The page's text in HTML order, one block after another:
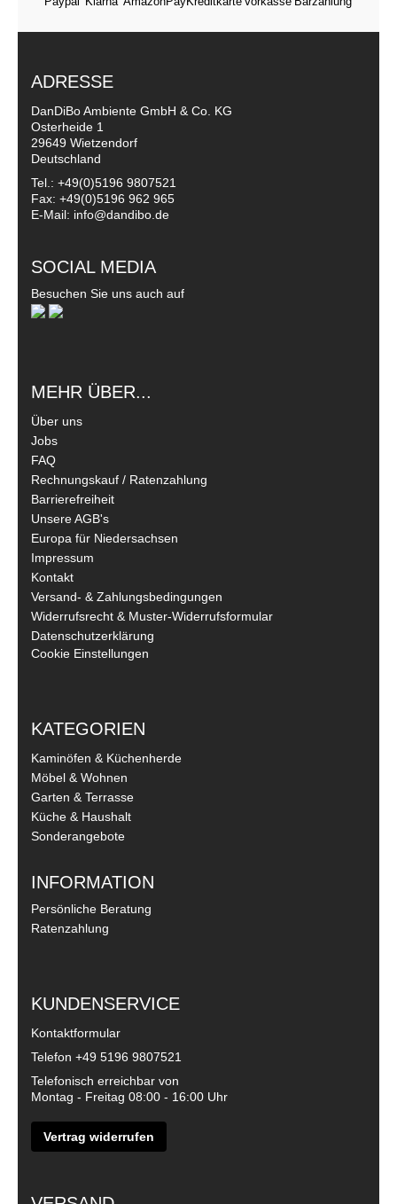
ADRESSE
DanDiBo Ambiente GmbH & Co. KG
Osterheide 1
29649 Wietzendorf
Deutschland
Tel.: +49(0)5196 9807521
Fax: +49(0)5196 962 965
E-Mail: info@dandibo.de
SOCIAL MEDIA
Besuchen Sie uns auch auf
MEHR ÜBER...
Über uns
Jobs
FAQ
Rechnungskauf / Ratenzahlung
Barrierefreiheit
Unsere AGB's
Europa für Niedersachsen
Impressum
Kontakt
Versand- & Zahlungsbedingungen
Widerrufsrecht & Muster-Widerrufsformular
Datenschutzerklärung
Cookie Einstellungen
KATEGORIEN
Kaminöfen & Küchenherde
Möbel & Wohnen
Garten & Terrasse
Küche & Haushalt
Sonderangebote
INFORMATION
Persönliche Beratung
Ratenzahlung
KUNDENSERVICE
Kontaktformular
Telefon +49 5196 9807521
Telefonisch erreichbar von
Montag - Freitag 08:00 - 16:00 Uhr
Vertrag widerrufen